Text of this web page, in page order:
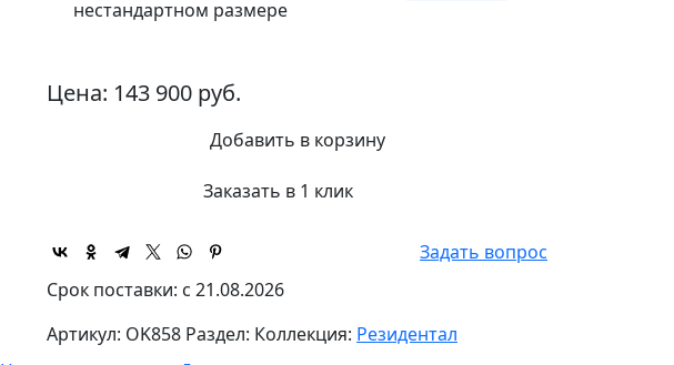
нестандартном размере
Цена: 143 900 руб.
Добавить в корзину
Заказать в 1 клик
Задать вопрос
Срок поставки: с 21.08.2026
Артикул: OK858 Раздел: Коллекция: Резидентал